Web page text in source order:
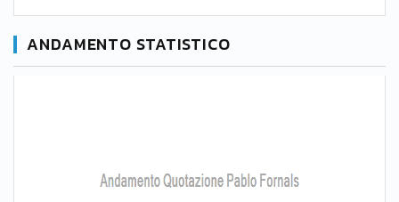
ANDAMENTO STATISTICO